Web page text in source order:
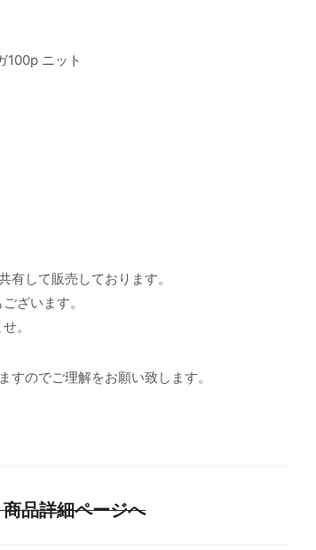
100p ニット
して販売しております。
ざいます。
。
のでご理解をお願い致します。
品詳細ページへ